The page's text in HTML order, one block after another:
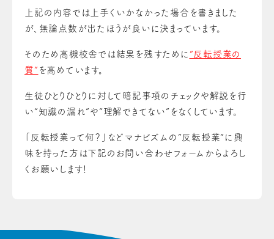
上記の内容では上手くいかなかった場合を書きました
が、無論点数が出たほうが良いに決まっています。
そのため高槻校舎では結果を残すために “反転授業の
質” を高めています。
生徒ひとりひとりに対して暗記事項のチェックや解説を行
い”知識の漏れ”や”理解できてない”をなくしています。
「反転授業って何？」などマナビズムの”反転授業”に興
味を持った方は下記のお問い合わせフォームからよろし
くお願いします！